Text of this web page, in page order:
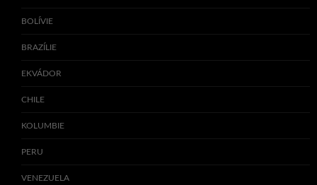
BOLÍVIE
BRAZÍLIE
EKVÁDOR
CHILE
KOLUMBIE
PERU
VENEZUELA